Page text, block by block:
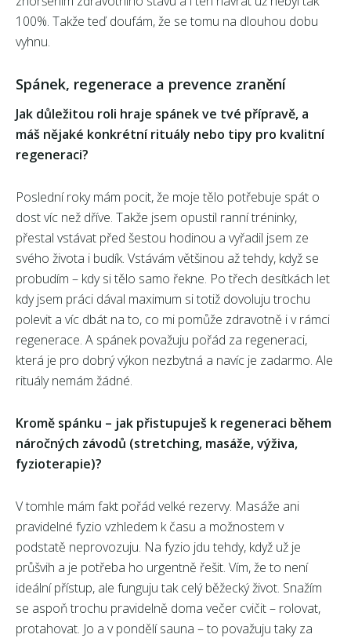
100%. Takže teď doufám, že se tomu na dlouhou dobu
vyhnu.
Spánek, regenerace a prevence zranění
Jak důležitou roli hraje spánek ve tvé přípravě, a
máš nějaké konkrétní rituály nebo tipy pro kvalitní
regeneraci?
Poslední roky mám pocit, že moje tělo potřebuje spát o
dost víc než dříve. Takže jsem opustil ranní tréninky,
přestal vstávat před šestou hodinou a vyřadil jsem ze
svého života i budík. Vstávám většinou až tehdy, když se
probudím – kdy si tělo samo řekne. Po třech desítkách let
kdy jsem práci dával maximum si totiž dovoluju trochu
polevit a víc dbát na to, co mi pomůže zdravotně i v rámci
regenerace. A spánek považuju pořád za regeneraci,
která je pro dobrý výkon nezbytná a navíc je zadarmo. Ale
rituály nemám žádné.
Kromě spánku – jak přistupuješ k regeneraci během
náročných závodů (stretching, masáže, výživa,
fyzioterapie)?
V tomhle mám fakt pořád velké rezervy. Masáže ani
pravidelné fyzio vzhledem k času a možnostem v
podstatě neprovozuju. Na fyzio jdu tehdy, když už je
průšvih a je potřeba ho urgentně řešit. Vím, že to není
ideální přístup, ale funguju tak celý běžecký život. Snažím
se aspoň trochu pravidelně doma večer cvičit – rolovat,
protahovat. Jo a v pondělí sauna – to považuju taky za